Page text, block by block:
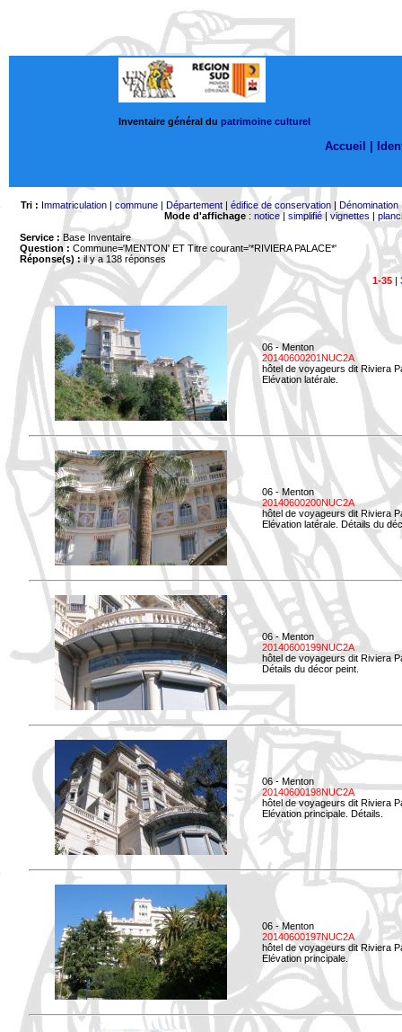
Inventaire général du patrimoine culturel
Accueil |
Tri : Immatriculation| commune| Département| édifice de conservation| Dénomination
Mode d'affichage: notice| simplifié|vignettes |
Service : Base Inventaire
Question : Commune='MENTON' ET Titre courant='*RIVIERA PALACE*'
Réponse(s) :il y a 138 réponses
1-35|
06 - Menton
20140600201NUC2A
hôtel de voyageurs dit Riviera
Elévation latérale.
06 - Menton
20140600200NUC2A
hôtel de voyageurs dit Riviera
Elévation latérale. Détails du
06 - Menton
20140600199NUC2A
hôtel de voyageurs dit Riviera
Détails du décor peint.
06 - Menton
20140600198NUC2A
hôtel de voyageurs dit Riviera
Elévation principale. Détails.
06 - Menton
20140600197NUC2A
hôtel de voyageurs dit Riviera
Elévation principale.